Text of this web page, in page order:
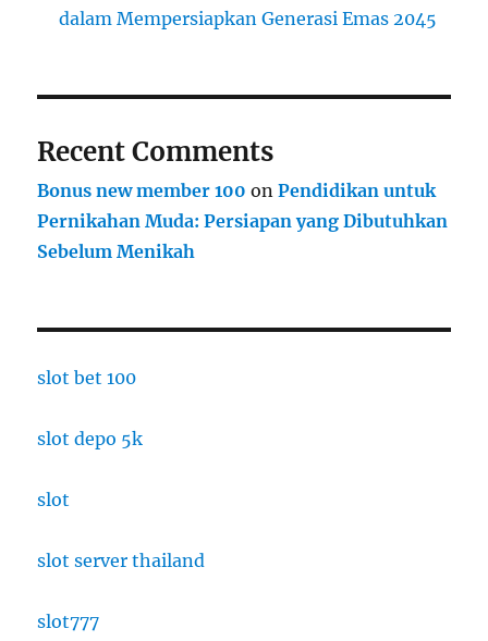
dalam Mempersiapkan Generasi Emas 2045
Recent Comments
Bonus new member 100 onPendidikan untuk
Pernikahan Muda: Persiapan yang Dibutuhkan
Sebelum Menikah
slot bet 100
slot depo 5k
slot
slot server thailand
slot777